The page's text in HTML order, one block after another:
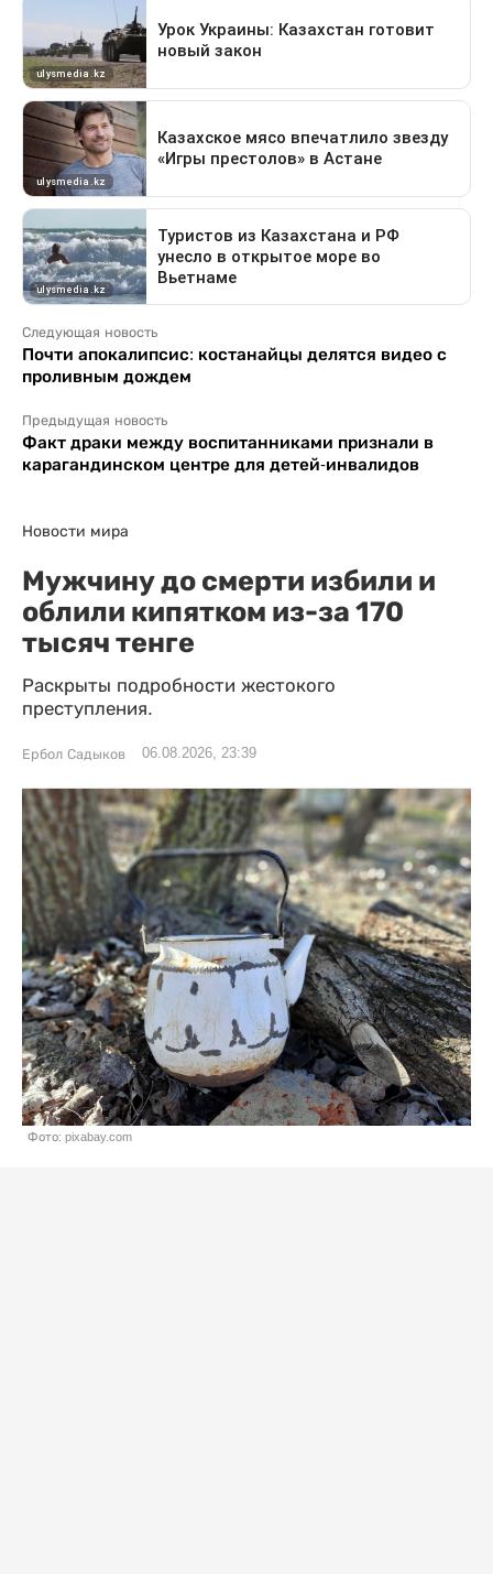
Следующая новость
Почти апокалипсис: костанайцы делятся видео с
проливным дождем
Предыдущая новость
Факт драки между воспитанниками признали в
карагандинском центре для детей-инвалидов
Новости мира
Мужчину до смерти избили и
облили кипятком из-за 170
тысяч тенге
Раскрыты подробности жестокого
преступления.
Ербол Садыков 06.08.2026, 23:39
Фото: pixabay.com